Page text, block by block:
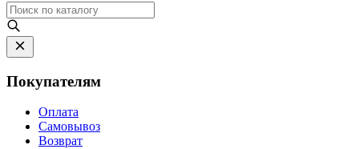
Покупателям
Оплата
Самовывоз
Возврат